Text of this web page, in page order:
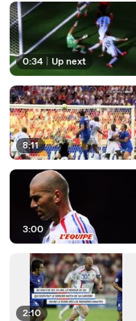
0:34 Up next
8:11
3:00
2:10